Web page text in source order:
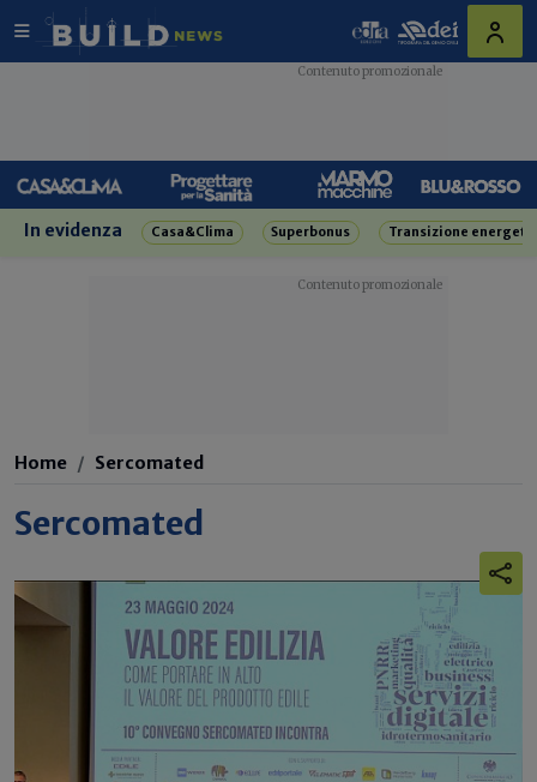
In evidenza Casa&Clima Superbonus Transizione
Home Sercomated
Sercomated